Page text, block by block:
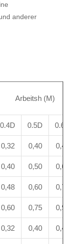
anderer
Arbeitsh (M)
0.4D 0.5D 0.6D
0,32 0,40 0,48
0,40 0,50 0,60
0,48 0,60 0,72
0,60 0,75 0,90
0,32 0,40 0,48